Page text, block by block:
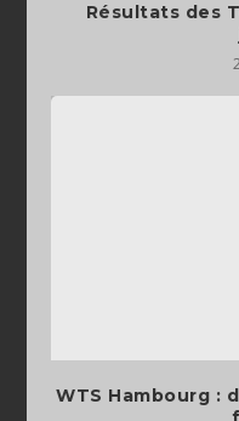
Résultats des
WTS Hambourg :